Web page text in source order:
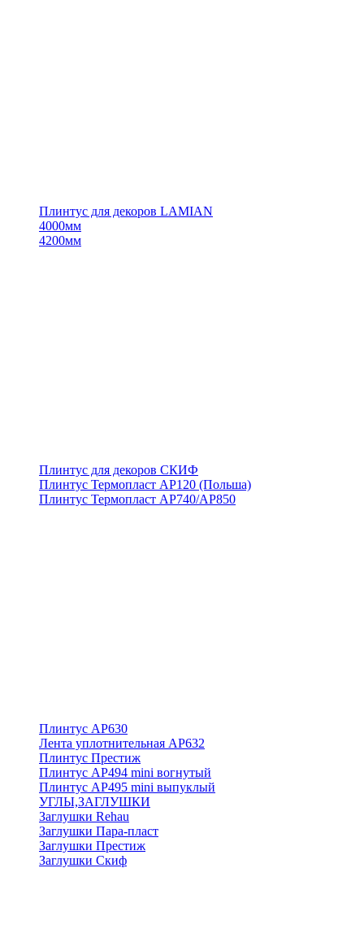
Плинтус для декоров LAMIAN
4000мм
4200мм
Плинтус для декоров СКИФ
Плинтус Термопласт АР120 (Польша)
Плинтус Термопласт АР740/АР850
Плинтус АР630
Лента уплотнительная АР632
Плинтус Престиж
Плинтус АР494 mini вогнутый
Плинтус АР495 mini выпуклый
УГЛЫ,ЗАГЛУШКИ
Заглушки Rehau
Заглушки Пара-пласт
Заглушки Престиж
Заглушки Скиф